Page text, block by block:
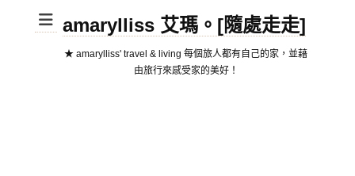
amarylliss 艾瑪。[隨處走走]
★ amarylliss' travel & living 每個旅人都有自己的家，並藉
由旅行來感受家的美好！